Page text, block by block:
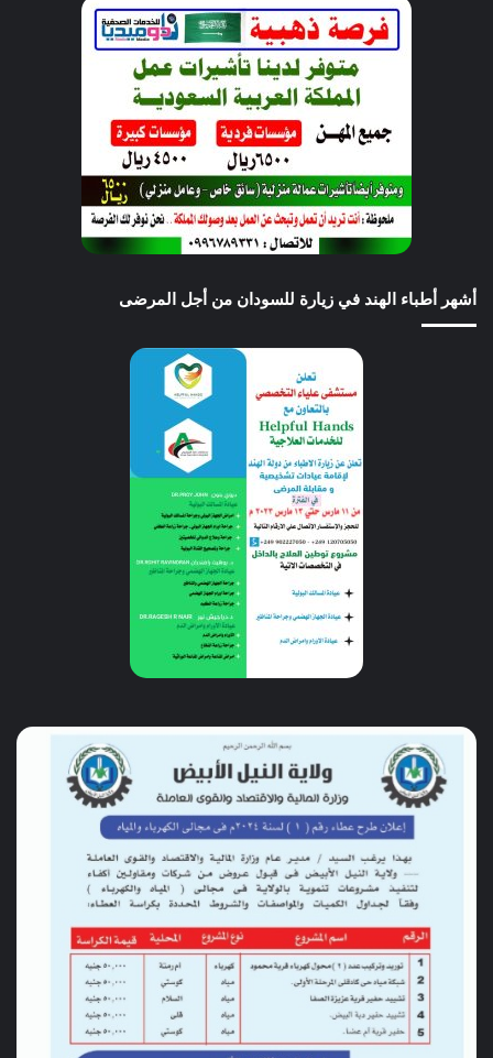
أشهر أطباء الهند في زيارة للسودان من أجل المرضى